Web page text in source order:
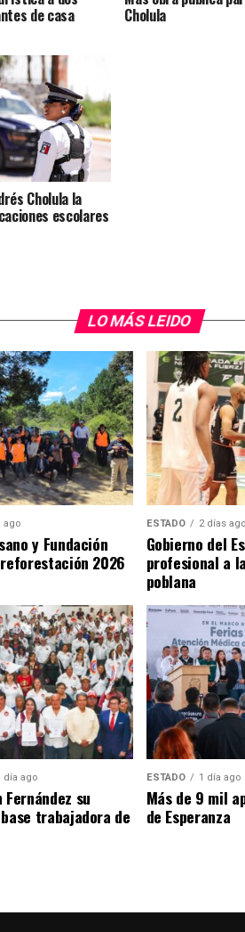
de casa Cholula
Cholula la
escolares
LO MÁS LEIDO
ago
y Fundación
2026
ESTADO 2 días ago
Gobierno del
profesional a
poblana
día ago
su
trabajadora de
ESTADO 1 día ago
Más de 9 mil
de Esperanza